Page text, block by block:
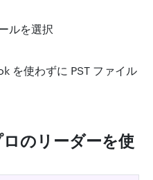
を使わずに PST ファイル
のリーダーを使